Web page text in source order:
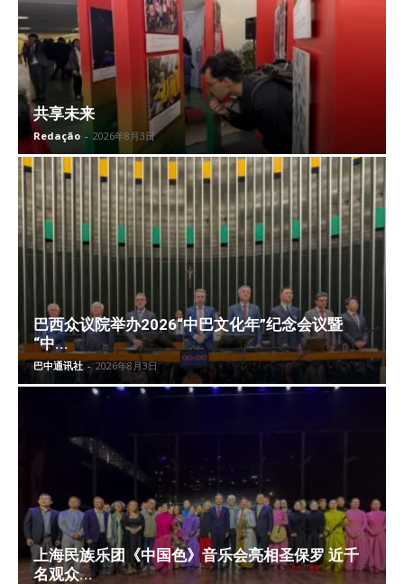
共享未来
Redação - 2026年8月3日
巴西众议院举办2026“中巴文化年”纪念会议暨
“中...
巴中通讯社 - 2026年8月3日
上海民族乐团《中国色》音乐会亮相圣保罗 近千
名观众...